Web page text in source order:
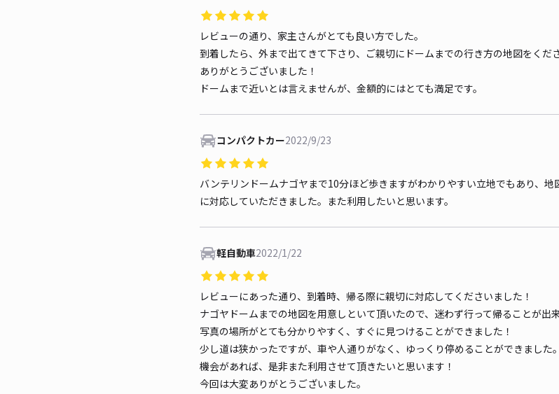
レビューの通り、家主さんがとても良い方でした。
到着したら、外まで出てきて下さり、ご親切にドームまでの行き方の地図をくだ
ありがとうございました！
ドームまで近いとは言えませんが、金額的にはとても満足です。
コンパクトカー2022/9/23
バンテリンドームナゴヤまで10分ほど歩きますがわかりやすい立地でもあり、
に対応していただきました。また利用したいと思います。
軽自動車2022/1/22
レビューにあった通り、到着時、帰る際に親切に対応してくださいました！
ナゴヤドームまでの地図を用意しといて頂いたので、迷わず行って帰ることが出来
写真の場所がとても分かりやすく、すぐに見つけることができました！
少し道は狭かったですが、車や人通りがなく、ゆっくり停めることができました。
機会があれば、是非また利用させて頂きたいと思います！
今回は大変ありがとうございました。